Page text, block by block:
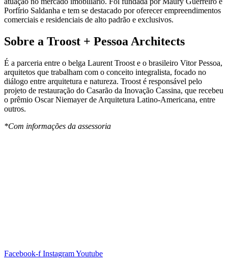
Porfírio Saldanha e tem se destacado por oferecer empreendimentos
comerciais e residenciais de alto padrão e exclusivos.
Sobre a Troost + Pessoa Architects
É a parceria entre o belga Laurent Troost e o brasileiro Vitor Pessoa,
arquitetos que trabalham com o conceito integralista, focado no
diálogo entre arquitetura e natureza. Troost é responsável pelo
projeto de restauração do Casarão da Inovação Cassina, que recebeu
o prêmio Oscar Niemayer de Arquitetura Latino-Americana, entre
outros.
*Com informações da assessoria
Facebook-f InstagramYoutube